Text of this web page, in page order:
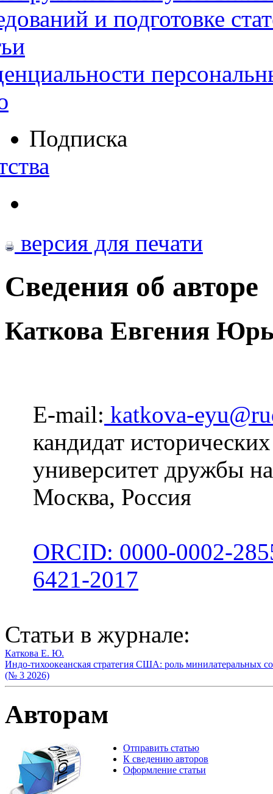
и подготовке
Подписка
версия для печати
Сведения об авторе
Каткова Евгения
E-mail: katkova-
кандидат
университет дружбы
Москва, Россия
ORCID: 0000-0002-
6421-2017
Статьи в журнале:
Каткова Е. Ю.
Индо-тихоокеанская стратегия США: роль минилатеральных
(№ 3 2026)
Авторам
Отправить статью
К сведению авторов
Оформление статьи